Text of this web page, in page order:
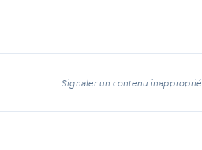
Signaler un contenu inapproprié